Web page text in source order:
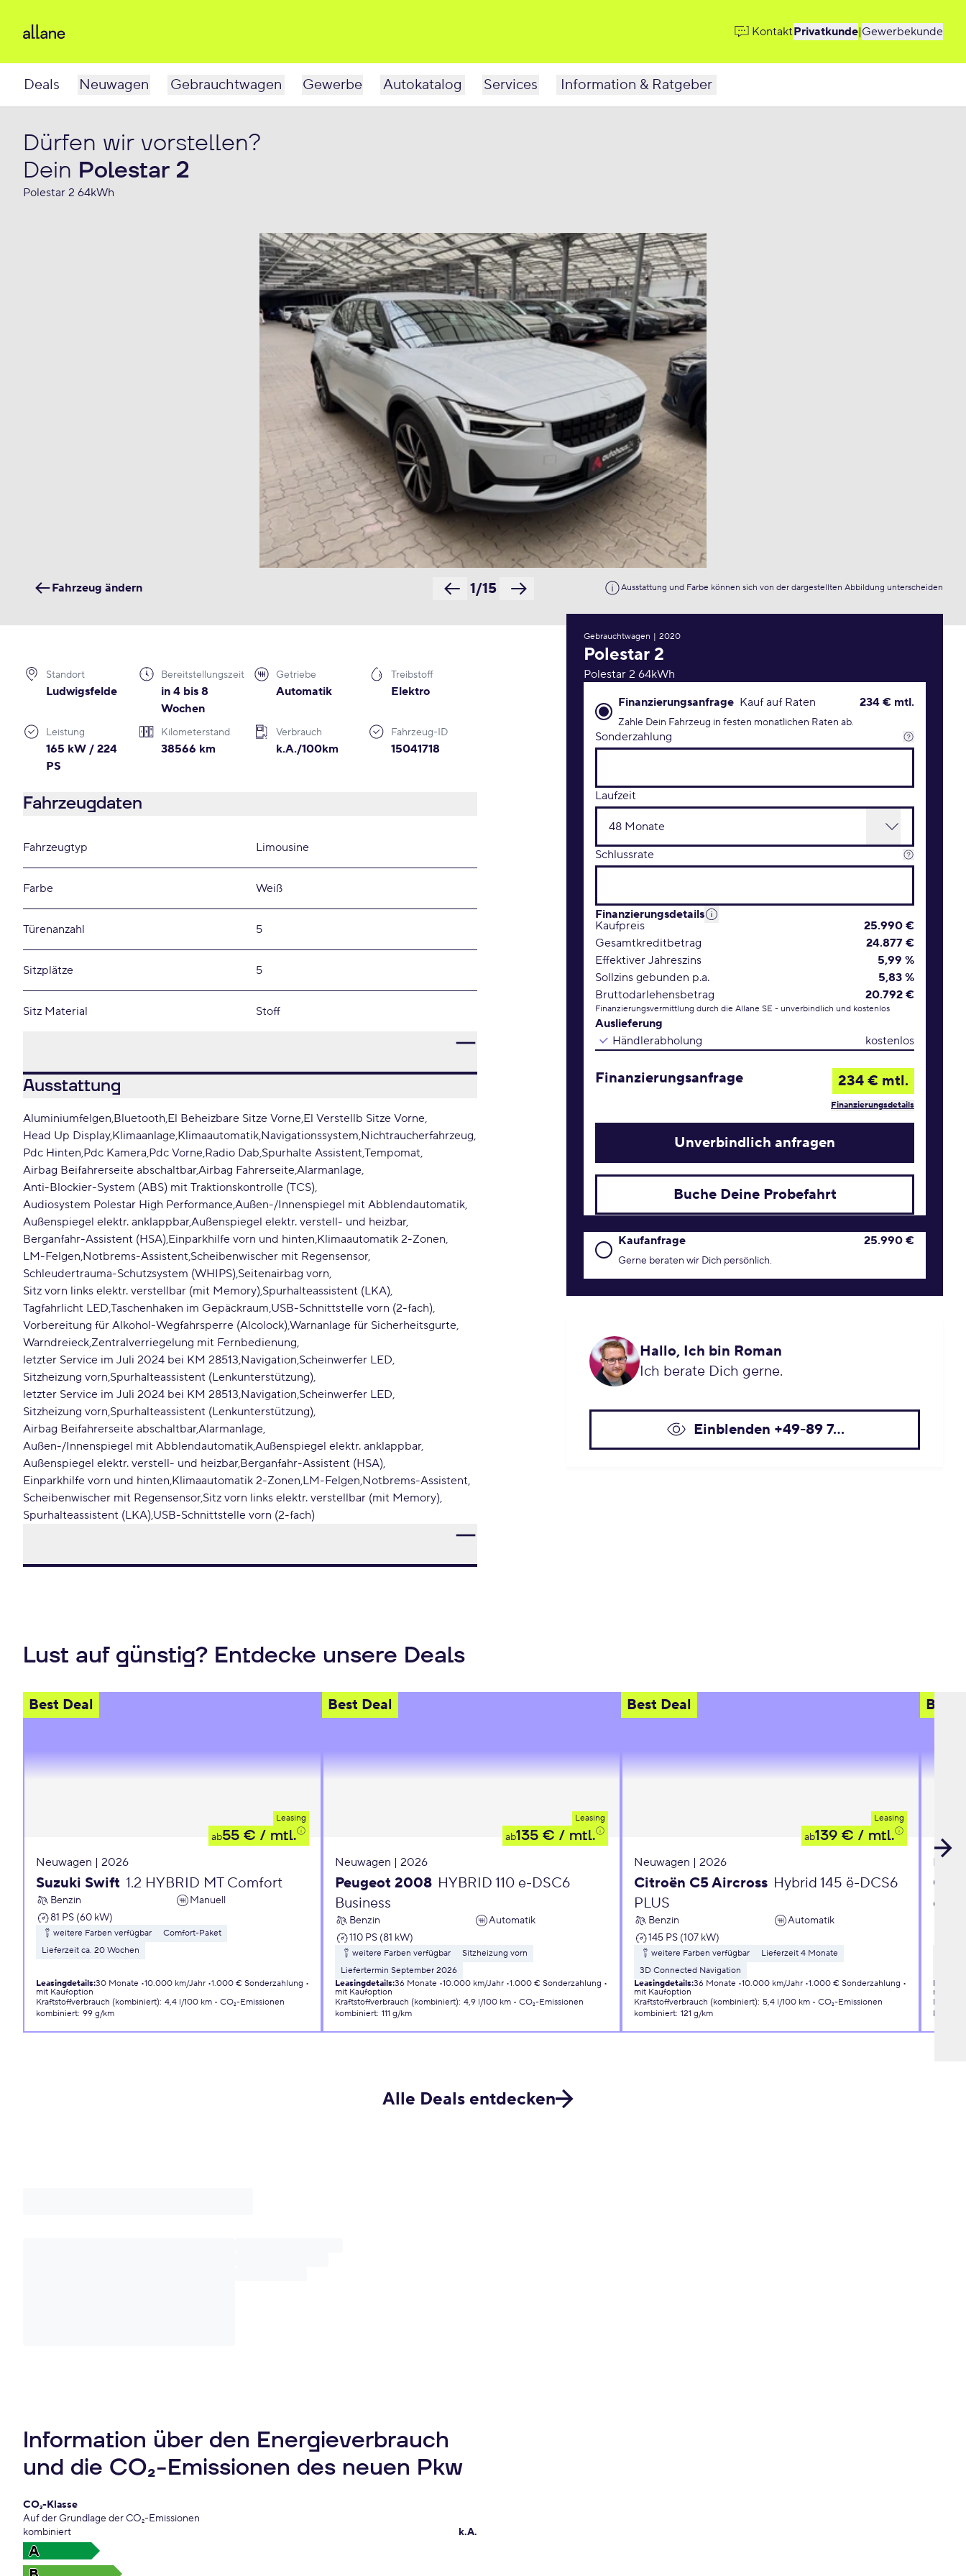
KontaktPrivatkunde|Gewerbekunde
Deals Neuwagen Gebrauchtwagen Gewerbe Autokatalog Services Information & Ratgeber
Dürfen wir vorstellen?
Dein Polestar 2
Polestar 2 64kWh
Ausstattung und Farbe können sich von der dargestellten Abbildung unterscheiden
1/15
Fahrzeug ändern
Gebrauchtwagen | 2020
Polestar2
Polestar 2 64kWh
Finanzierungsanfrage Konditionen
Finanzierungsanfrage Kauf auf Raten
Zahle Dein Fahrzeug in festen monatlichen Raten ab.
234 € mtl.
Sonderzahlung
Laufzeit
Schlussrate
Finanzierungsdetails
Kaufpreis
25.990 €
Gesamtkreditbetrag
24.877 €
Effektiver Jahreszins
5,99 %
Sollzins gebunden p.a.
5,83 %
Bruttodarlehensbetrag
20.792 €
Finanzierungsvermittlung durch die Allane SE - unverbindlich und kostenlos
Auslieferung
Händlerabholung
kostenlos
Finanzierungsanfrage 234 € mtl.
Finanzierungsdetails
Unverbindlich anfragen
Buche Deine Probefahrt
Kaufanfrage Konditionen
Kaufanfrage
Gerne beraten wir Dich persönlich.
25.990 €
Hallo, Ich bin Roman
Ich berate Dich gerne.
Einblenden +49-89 7...
Standort
Ludwigsfelde
Bereitstellungszeit
in 4 bis 8
Wochen
Getriebe
Automatik
Treibstoff
Elektro
Leistung
165 kW / 224
PS
Kilometerstand
38566 km
Verbrauch
k.A./100km
Fahrzeug-ID
15041718
Fahrzeugdaten
Fahrzeugtyp Limousine
Farbe Weiß
Türenanzahl 5
Sitzplätze 5
Sitz Material Stoff
Ausstattung
Aluminiumfelgen Bluetooth El Beheizbare Sitze Vorne El Verstellb Sitze Vorne
Head Up Display Klimaanlage Klimaautomatik Navigationssystem Nichtraucherfahrzeug
Pdc Hinten Pdc Kamera Pdc Vorne Radio Dab Spurhalte AssistentTempomat
Airbag Beifahrerseite abschaltbarAirbag FahrerseiteAlarmanlage
Anti-Blockier-System (ABS) mit Traktionskontrolle (TCS)
Audiosystem Polestar High PerformanceAußen-/Innenspiegel mit Abblendautomatik
Außenspiegel elektr. anklappbarAußenspiegel elektr. verstell- und heizbar
Berganfahr-Assistent (HSA) Einparkhilfe vorn und hinten Klimaautomatik 2-Zonen
LM-Felgen Notbrems-Assistent Scheibenwischer mit Regensensor
Schleudertrauma-Schutzsystem (WHIPS) Seitenairbag vorn
Sitz vorn links elektr. verstellbar (mit Memory) Spurhalteassistent (LKA)
Tagfahrlicht LED Taschenhaken im Gepäckraum USB-Schnittstelle vorn (2-fach)
Vorbereitung für Alkohol-Wegfahrsperre (Alcolock)Warnanlage für Sicherheitsgurte
WarndreieckZentralverriegelung mit Fernbedienung
letzter Service im Juli 2024 bei KM 28513 Navigation Scheinwerfer LED
Sitzheizung vorn Spurhalteassistent (Lenkunterstützung)
letzter Service im Juli 2024 bei KM 28513 Navigation Scheinwerfer LED
Sitzheizung vorn Spurhalteassistent (Lenkunterstützung)
Airbag Beifahrerseite abschaltbarAlarmanlage
Außen-/Innenspiegel mit AbblendautomatikAußenspiegel elektr. anklappbar
Außenspiegel elektr. verstell- und heizbar Berganfahr-Assistent (HSA)
Einparkhilfe vorn und hinten Klimaautomatik 2-Zonen LM-Felgen Notbrems-Assistent
Scheibenwischer mit Regensensor Sitz vorn links elektr. verstellbar (mit Memory)
Spurhalteassistent (LKA) USB-Schnittstelle vorn (2-fach)
Lust auf günstig? Entdecke unsere Deals
Best Deal
Leasing
ab55 € / mtl.
Neuwagen | 2026
Suzuki Swift 1.2 HYBRID MT Comfort
Benzin
Manuell
81 PS (60 kW)
weitere Farben verfügbar
Comfort-Paket
Lieferzeit ca. 20 Wochen
Leasingdetails:30 Monate 10.000 km/Jahr 1.000 € Sonderzahlung
mit Kaufoption
Kraftstoffverbrauch (kombiniert): 4,4 l/100 km
CO₂-Emissionen
kombiniert: 99 g/km
Best Deal
Leasing
ab135 € / mtl.
Neuwagen | 2026
Peugeot 2008 HYBRID 110 e-DSC6
Business
Benzin
Automatik
110 PS (81 kW)
weitere Farben verfügbar
Sitzheizung vorn
Liefertermin September 2026
Leasingdetails:36 Monate 10.000 km/Jahr 1.000 € Sonderzahlung
mit Kaufoption
Kraftstoffverbrauch (kombiniert): 4,9 l/100 km
CO₂-Emissionen
kombiniert: 111 g/km
Best Deal
Leasing
ab139 € / mtl.
Neuwagen | 2026
Citroën C5 Aircross Hybrid 145 ë-DCS6
PLUS
Benzin
Automatik
145 PS (107 kW)
weitere Farben verfügbar
Lieferzeit 4 Monate
3D Connected Navigation
Leasingdetails:36 Monate 10.000 km/Jahr 1.000 € Sonderzahlung
mit Kaufoption
Kraftstoffverbrauch (kombiniert): 5,4 l/100 km
CO₂-Emissionen
kombiniert: 121 g/km
Best
mit
Alle Deals entdecken
Information über den Energieverbrauch
und die CO₂-Emissionen des neuen Pkw
CO₂-Klasse
Auf der Grundlage der CO₂-Emissionen
kombiniert
k.A.
A